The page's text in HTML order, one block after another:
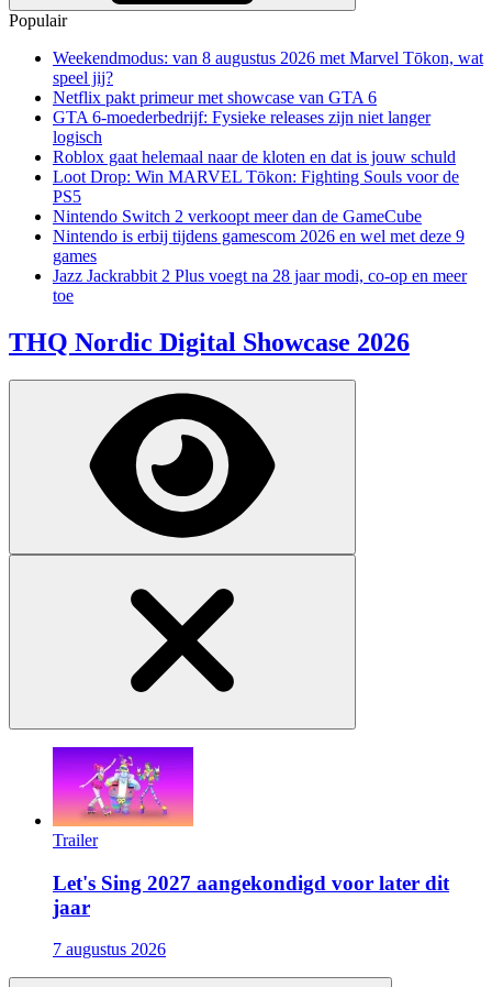
Populair
Weekendmodus: van 8 augustus 2026 met Marvel Tōkon, wat
speel jij?
Netflix pakt primeur met showcase van GTA 6
GTA 6-moederbedrijf: Fysieke releases zijn niet langer
logisch
Roblox gaat helemaal naar de kloten en dat is jouw schuld
Loot Drop: Win MARVEL Tōkon: Fighting Souls voor de
PS5
Nintendo Switch 2 verkoopt meer dan de GameCube
Nintendo is erbij tijdens gamescom 2026 en wel met deze 9
games
Jazz Jackrabbit 2 Plus voegt na 28 jaar modi, co-op en meer
toe
THQ Nordic Digital Showcase 2026
Trailer
Let's Sing 2027 aangekondigd voor later dit
jaar
7 augustus 2026